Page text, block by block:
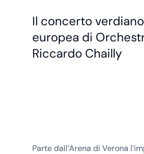
Il concerto
europea di
Riccardo Chailly
Parte dall’Arena di Verona